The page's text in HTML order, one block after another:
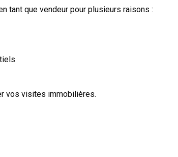
tant que vendeur pour plusieurs raisons :
vos visites immobilières.